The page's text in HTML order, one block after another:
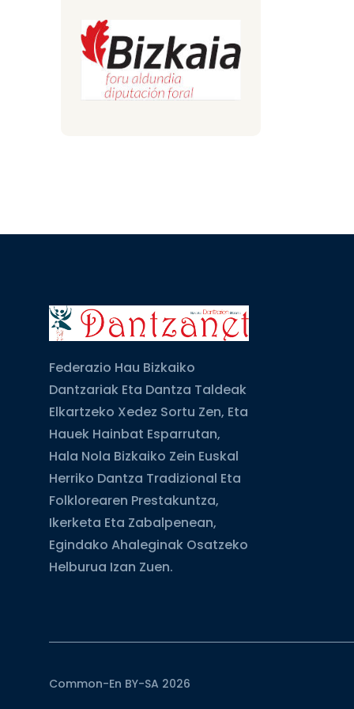
Federazio Hau Bizkaiko
Dantzariak Eta Dantza Taldeak
Elkartzeko Xedez Sortu Zen, Eta
Hauek Hainbat Esparrutan,
Hala Nola Bizkaiko Zein Euskal
Herriko Dantza Tradizional Eta
Folklorearen Prestakuntza,
Ikerketa Eta Zabalpenean,
Egindako Ahaleginak Osatzeko
Helburua Izan Zuen.
Common-En BY-SA 2026